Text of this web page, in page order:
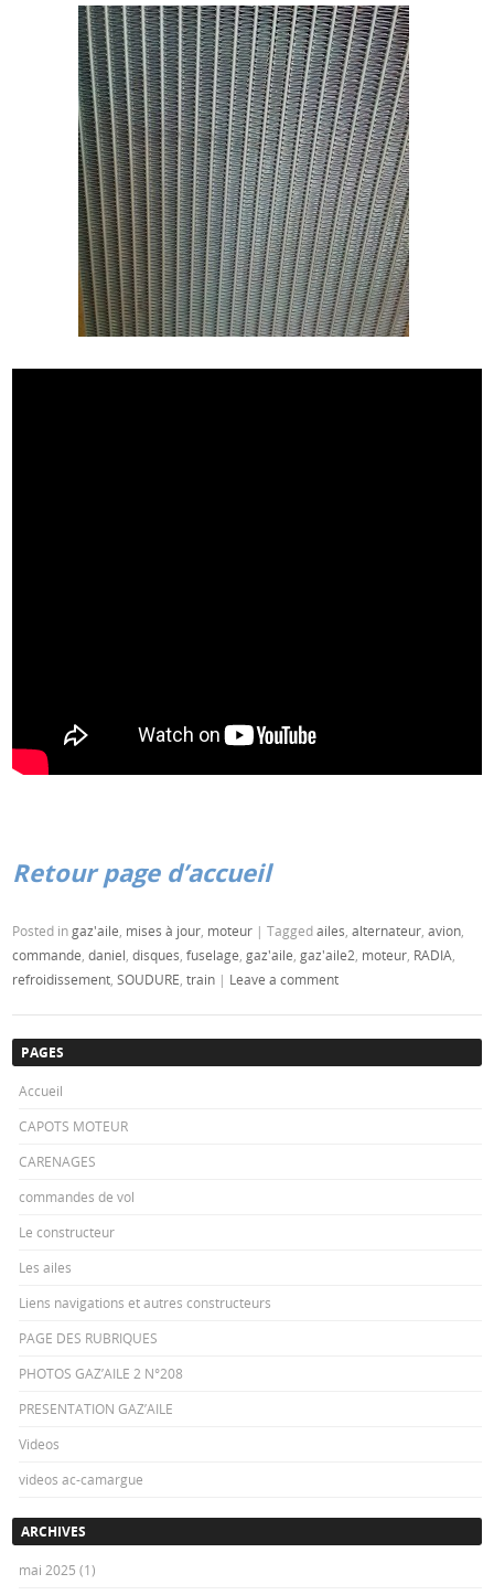
Retour page d’accueil
Posted ingaz'aile mises à jour moteur |Taggedailes ,alternateur ,avion
commande ,daniel ,disques ,fuselage ,gaz'aile ,gaz'aile2 moteur RADIA
refroidissement ,SOUDURE ,train | Leave a comment
PAGES
Accueil
CAPOTS MOTEUR
CARENAGES
commandes de vol
Le constructeur
Les ailes
Liens navigations et autres constructeurs
PAGE DES RUBRIQUES
PHOTOS GAZ’AILE 2 N°208
PRESENTATION GAZ’AILE
Videos
videos ac-camargue
ARCHIVES
mai 2025 (1)